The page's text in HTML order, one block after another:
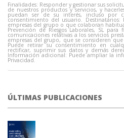
Finalidades: Responder y gestionar sus
de nuestros productos y servicios, y
puedan ser de su interés, incluso por
consentimiento del usuario.
empresas del grupo o que colaboran
Prevención de Riesgos Laborales, SL
comunicaciones relativas a los servicios
empresas del grupo, que se consideren
Puede retirar su consentimiento en
rectificar, suprimir sus datos y demás
Información adicional: Puede ampliar la
Privacidad.
ÚLTIMAS PUBLICACIONES